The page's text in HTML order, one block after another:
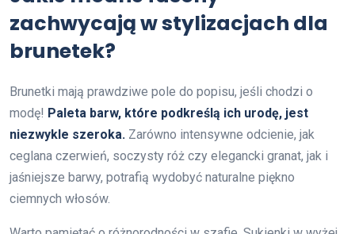
zachwycają w stylizacjach dla
brunetek?
Brunetki mają prawdziwe pole do popisu, jeśli chodzi o
modę! Paleta barw, które podkreślą ich urodę, jest
niezwykle szeroka. Zarówno intensywne odcienie, jak
ceglana czerwień, soczysty róż czy elegancki granat, jak i
jaśniejsze barwy, potrafią wydobyć naturalne piękno
ciemnych włosów.